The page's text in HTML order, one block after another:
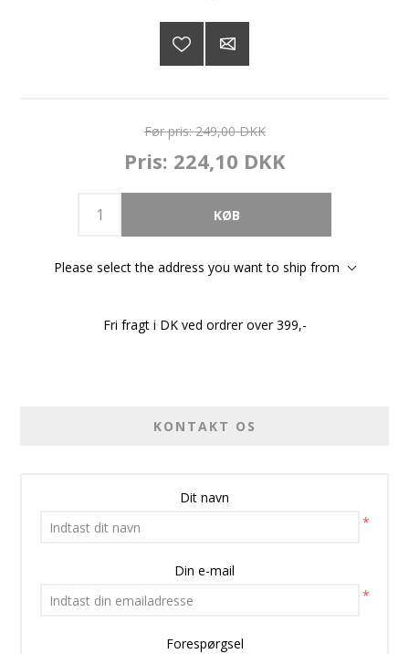
Før pris: 249,00 DKK
Pris: 224,10 DKK
Please select the address you want to ship from
Fri fragt i DK ved ordrer over 399,-
KONTAKT OS
Dit navn
*
Din e-mail
*
Forespørgsel